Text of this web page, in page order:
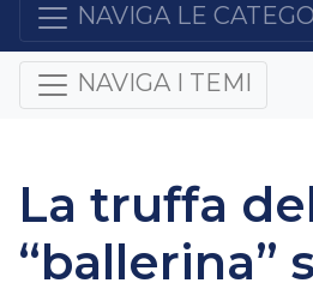
NAVIGA LE
NAVIGA I TEMI
La truffa
“ballerina”